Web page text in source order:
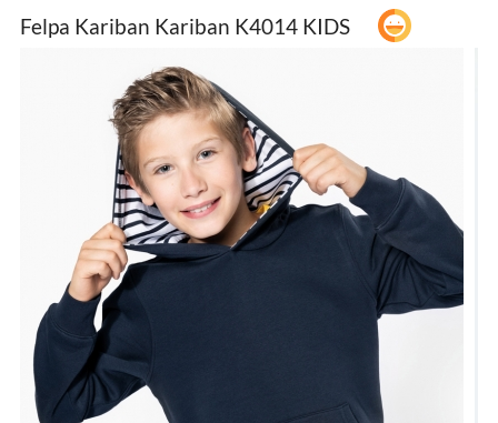
Felpa Kariban Kariban K4014 KIDS